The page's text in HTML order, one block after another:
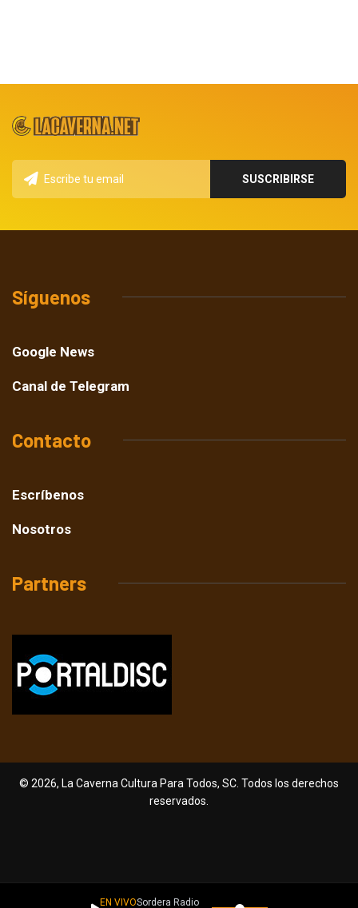
Síguenos
Google News
Canal de Telegram
Contacto
Escríbenos
Nosotros
Partners
© 2026, La Caverna Cultura Para Todos, SC. Todos los derechos
reservados.
EN VIVOSordera Radio